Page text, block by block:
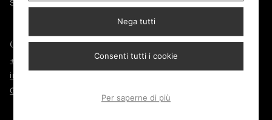
Secure Door
Contatti
+39 045 2584910
info@afadsrl.com
Google MAPS
Informative
Privacy policy
Nega tutti
Consenti tutti i cookie
Per saperne di più